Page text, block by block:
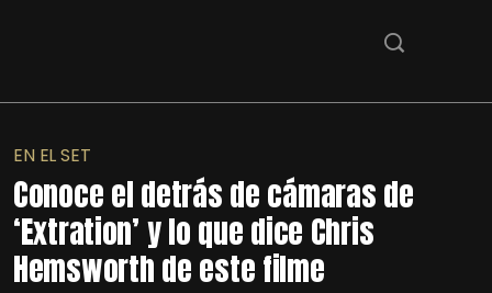
EN EL SET
Conoce el detrás de cámaras de
‘Extration’ y lo que dice Chris
Hemsworth de este filme